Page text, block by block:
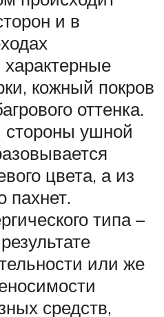
и в
кожный покров
оттенка.
стороны ушной
цвета, а из
пахнет.
типа –
или же
средств,